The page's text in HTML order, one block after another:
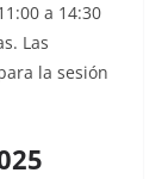
a 14:30
Las
la sesión